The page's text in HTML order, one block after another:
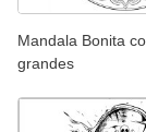
Mandala Bonita
grandes